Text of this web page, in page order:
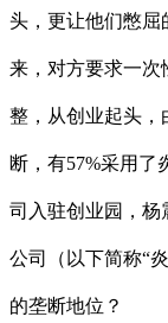
头，更让他们憋屈
来，对方要求一次
整，从创业起头，
断，有57%采用
司入驻创业园，杨
公司（以下简称“
的垄断地位？